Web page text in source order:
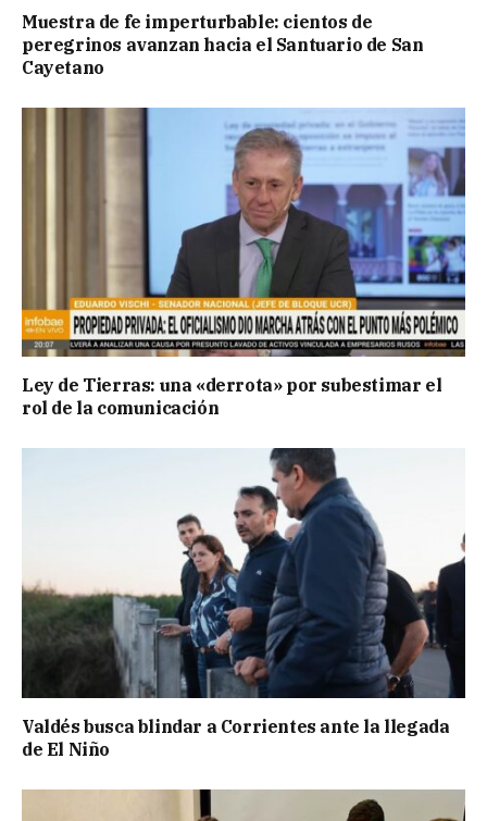
Muestra de fe imperturbable: cientos de
peregrinos avanzan hacia el Santuario de San
Cayetano
Ley de Tierras: una «derrota» por subestimar el
rol de la comunicación
Valdés busca blindar a Corrientes ante la llegada
de El Niño